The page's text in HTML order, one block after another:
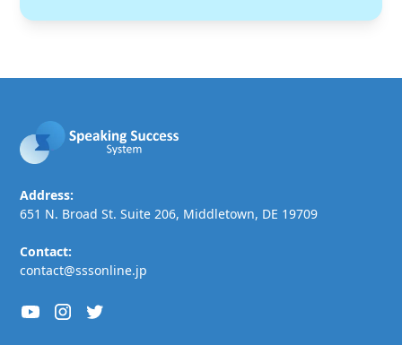
Address:
651 N. Broad St. Suite 206, Middletown, DE 19709
Contact:
contact@sssonline.jp